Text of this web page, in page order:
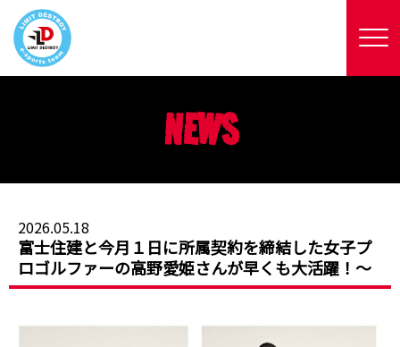
NEWS
2026.05.18
富士住建と今月１日に所属契約を締結した女子プ
ロゴルファーの高野愛姫さんが早くも大活躍！〜